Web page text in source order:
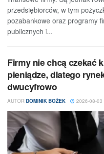
przedsiębiorców, w tym
pozabankowe oraz programy
publicznych i...
Firmy nie chcą czekać
pieniądze, dlatego
dwucyfrowo
AUTOR DOMINIK BOŻEK 2026-08-03